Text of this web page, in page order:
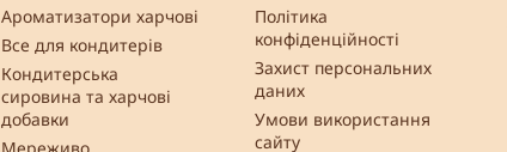
Ароматизатори харчові
Все для кондитерів
Кондитерська
сировина та харчові
добавки
Політика
конфіденційності
Захист персональних
даних
Умови використання
сайту